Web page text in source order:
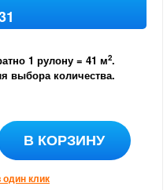
1 рулону = 41 м2.
выбора количества.
В КОРЗИНУ
один клик